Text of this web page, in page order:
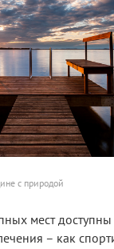
с природой
мест
– как